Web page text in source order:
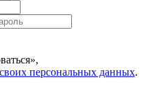
персональных данных.